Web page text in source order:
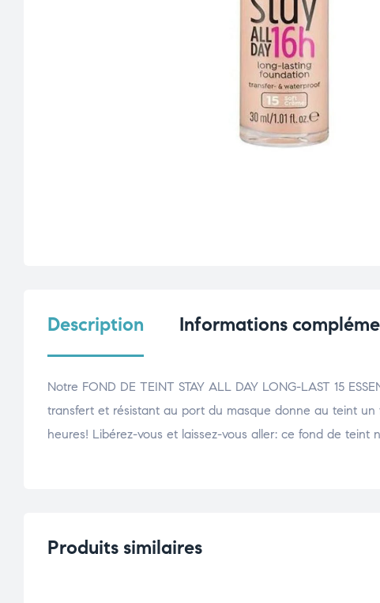
Description Informations
Notre FOND DE TEINT STAY ALL DAY LONG-LAST 15
transfert et résistant au port du masque donne au teint
heures! Libérez-vous et laissez-vous aller: ce fond de teint
Produits similaires